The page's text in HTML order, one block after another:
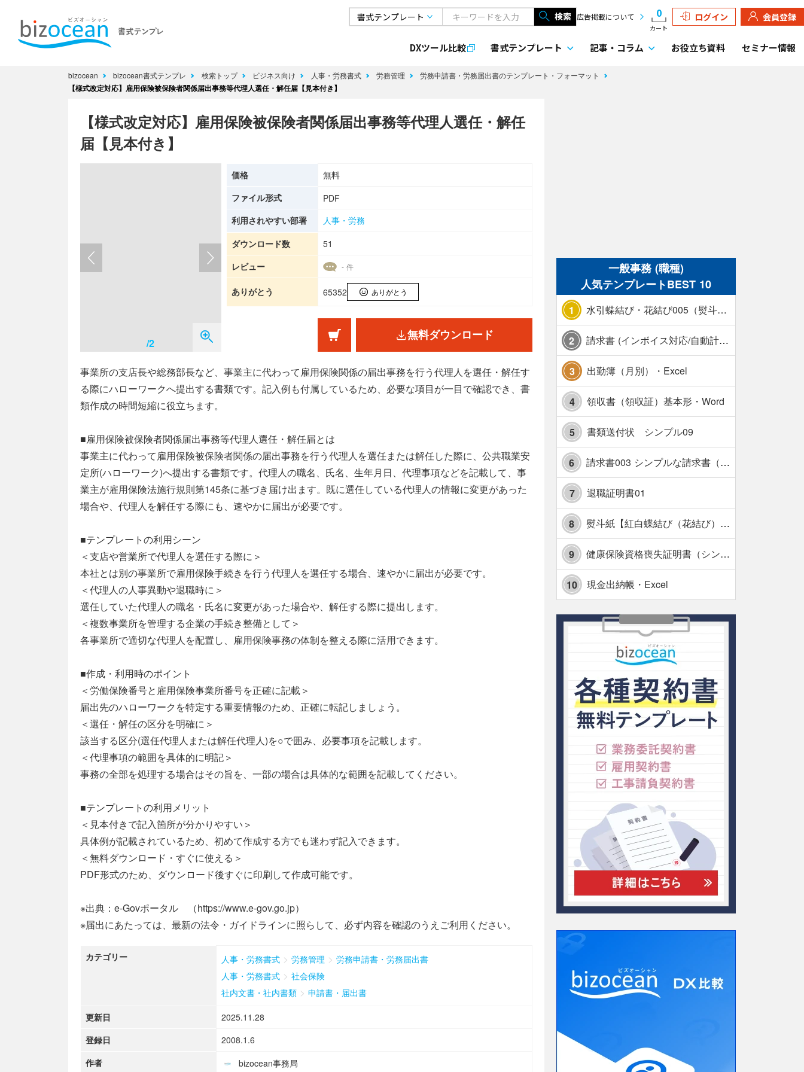
検索 広告掲載について 0
カート
ログイン 会員登録
DXツール比較 書式テンプレート 記事・ コラム お役立ち資料 セミナー情報
bizocean bizocean書式テンプレ 検索トップ ビジネス向け 人事・労務書式 労務管理 労務申請書・労務届出書のテンプレート・フォーマット
【様式改定対応】雇用保険被保険者関係届出事務等代理人選任・解任届【見本付き】
【様式改定対応】雇用保険被保険者関係届出事務等代理人選任・解任
届【見本付き】
/2
価格
無料
ファイル形式
PDF
利用されやすい部署
人事・労務
ダウンロード数
51
レビュー
- 件
ありがとう 65352 ありがとう
無料ダウンロード
事業所の支店長や総務部長など、事業主に代わって雇用保険関係の届出事務を行う代理人を選任・解任す
る際にハローワークへ提出する書類です。記入例も付属しているため、必要な項目が一目で確認でき、書
類作成の時間短縮に役立ちます。
■雇用保険被保険者関係届出事務等代理人選任・解任届とは
事業主に代わって雇用保険被保険者関係の届出事務を行う代理人を選任または解任した際に、公共職業安
定所(ハローワーク)へ提出する書類です。代理人の職名、氏名、生年月日、代理事項などを記載して、事
業主が雇用保険法施行規則第145条に基づき届け出ます。既に選任している代理人の情報に変更があった
場合や、代理人を解任する際にも、速やかに届出が必要です。
■テンプレートの利用シーン
＜支店や営業所で代理人を選任する際に＞
本社とは別の事業所で雇用保険手続きを行う代理人を選任する場合、速やかに届出が必要です。
＜代理人の人事異動や退職時に＞
選任していた代理人の職名・氏名に変更があった場合や、解任する際に提出します。
＜複数事業所を管理する企業の手続き整備として＞
各事業所で適切な代理人を配置し、雇用保険事務の体制を整える際に活用できます。
■作成・利用時のポイント
＜労働保険番号と雇用保険事業所番号を正確に記載＞
届出先のハローワークを特定する重要情報のため、正確に転記しましょう。
＜選任・解任の区分を明確に＞
該当する区分(選任代理人または解任代理人)を○で囲み、必要事項を記載します。
＜代理事項の範囲を具体的に明記＞
事務の全部を処理する場合はその旨を、一部の場合は具体的な範囲を記載してください。
■テンプレートの利用メリット
＜見本付きで記入箇所が分かりやすい＞
具体例が記載されているため、初めて作成する方でも迷わず記入できます。
＜無料ダウンロード・すぐに使える＞
PDF形式のため、ダウンロード後すぐに印刷して作成可能です。
※出典：e-Govポータル （https://www.e-gov.go.jp）
※届出にあたっては、最新の法令・ガイドラインに照らして、必ず内容を確認のうえご利用ください。
カテゴリー 人事・労務書式 > 労務管理 > 労務申請書・労務届出書
人事・労務書式 > 社会保険
社内文書・社内書類 > 申請書・届出書
更新日
2025.11.28
登録日
2008.1.6
作者
bizocean事務局
一般事務 (職種)
人気テンプレートBEST 10
1 水引蝶結び・花結び005（熨斗あり）
2 請求書 (インボイス対応/自動計算/A4 縦) カラー 使い方解説あり
3 出勤簿（月別）・Excel
4 領収書（領収証）基本形・Word
5 書類送付状 シンプル09
6 請求書003 シンプルな請求書（消費税10％対応）
7 退職証明書01
8 熨斗紙【紅白蝶結び（花結び）・水引7本】・Excel
9 健康保険資格喪失証明書（シンプル表形式版）・Excel【見本付き】
10 現金出納帳・Excel